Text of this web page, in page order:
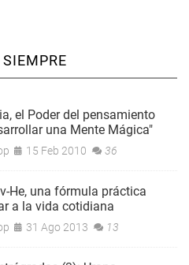
el Poder del pensamiento
una Mente Mágica"
15 Feb 2010 36
He, una fórmula práctica
a la vida cotidiana
31 Ago 2013 13